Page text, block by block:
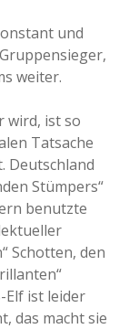
und
weiter.
wird, ist so
Tatsache
Deutschland
Stümpers“
benutzte
Schotten, den
Elf ist leider
das macht sie